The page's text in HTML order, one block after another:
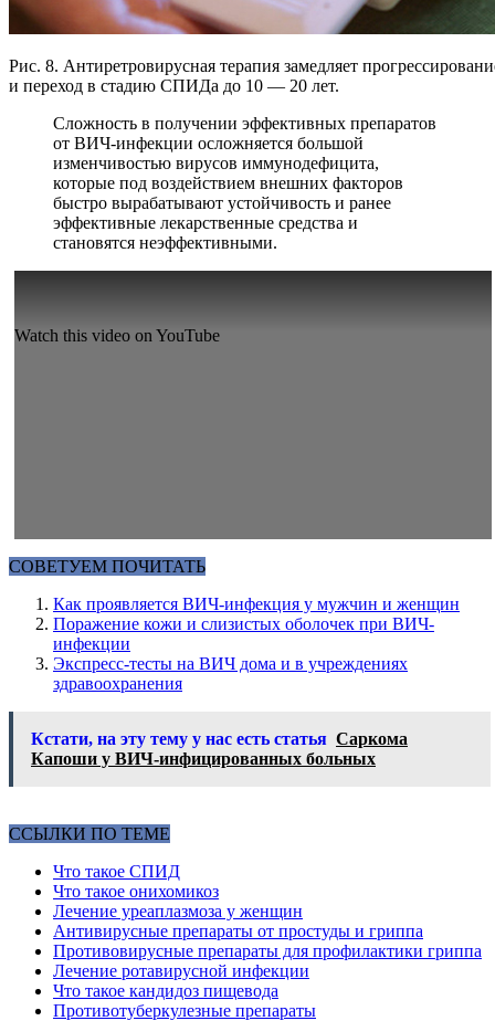
Рис. 8. Антиретровирусная терапия замедляет
и переход в стадию СПИДа до 10 — 20 лет.
Сложность в получении эффективных препаратов
от ВИЧ-инфекции осложняется большой
изменчивостью вирусов иммунодефицита,
которые под воздействием внешних факторов
быстро вырабатывают устойчивость и ранее
эффективные лекарственные средства и
становятся неэффективными.
Watch this video on YouTube
СОВЕТУЕМ ПОЧИТАТЬ
Как проявляется ВИЧ-инфекция у мужчин и женщин
Поражение кожи и слизистых оболочек при ВИЧ-
инфекции
Экспресс-тесты на ВИЧ дома и в учреждениях
здравоохранения
Кстати, на эту тему у нас есть статья Саркома
Капоши у ВИЧ-инфицированных больных
ССЫЛКИ ПО ТЕМЕ
Что такое СПИД
Что такое онихомикоз
Лечение уреаплазмоза у женщин
Антивирусные препараты от простуды и гриппа
Противовирусные препараты для профилактики гриппа
Лечение ротавирусной инфекции
Что такое кандидоз пищевода
Противотуберкулезные препараты